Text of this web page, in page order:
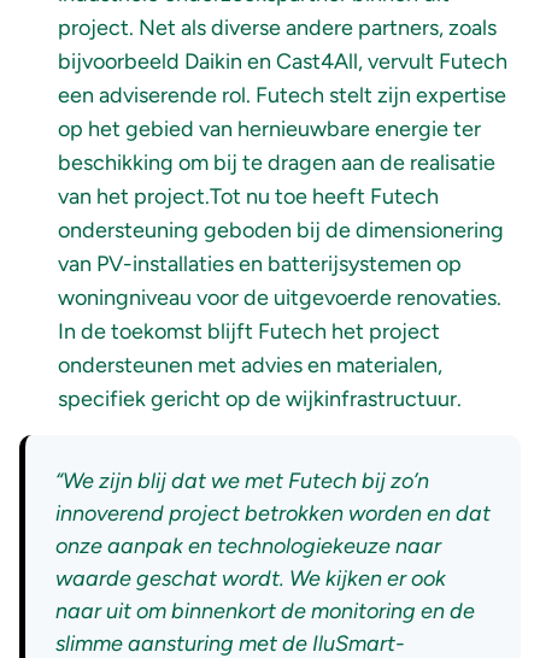
project. Net als diverse andere partners, zoals
bijvoorbeeld Daikin en Cast4All, vervult Futech
een adviserende rol. Futech stelt zijn expertise
op het gebied van hernieuwbare energie ter
beschikking om bij te dragen aan de realisatie
van het project.Tot nu toe heeft Futech
ondersteuning geboden bij de dimensionering
van PV-installaties en batterijsystemen op
woningniveau voor de uitgevoerde renovaties.
In de toekomst blijft Futech het project
ondersteunen met advies en materialen,
specifiek gericht op de wijkinfrastructuur.
“Wezijn blij dat we met Futech bij zo’n
innoverend project betrokken worden en dat
onze aanpak en technologiekeuze naar
waarde geschat wordt. We kijken er ook
naar uit om binnenkort de monitoring en de
slimme aansturing met de IluSmart-